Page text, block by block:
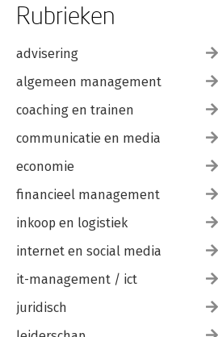
Rubrieken
advisering
algemeen management
coaching en trainen
communicatie en media
economie
financieel management
inkoop en logistiek
internet en social media
it-management / ict
juridisch